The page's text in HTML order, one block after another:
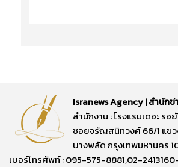
Isranews Agency | สำนักข่
สำนักงาน : โรงแรมเดอะ รอ
ซอยจรัญสนิทวงศ์ 66/1 แข
บางพลัด กรุงเทพมหานคร
เบอร์โทรศัพท์ : 095-575-8881,02-